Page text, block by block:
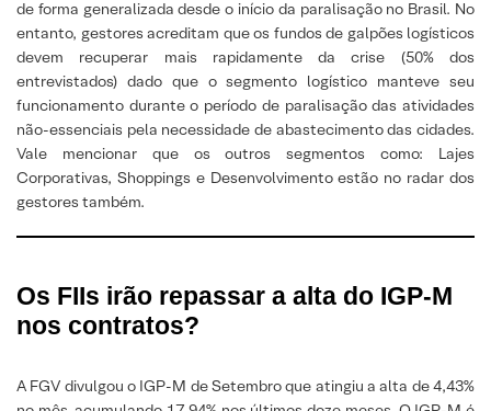
de forma generalizada desde o início da paralisação no Brasil. No
entanto, gestores acreditam que os fundos de galpões logísticos
devem recuperar mais rapidamente da crise (50% dos
entrevistados) dado que o segmento logístico manteve seu
funcionamento durante o período de paralisação das atividades
não-essenciais pela necessidade de abastecimento das cidades.
Vale mencionar que os outros segmentos como: Lajes
Corporativas, Shoppings e Desenvolvimento estão no radar dos
gestores também.
Os FIIs irão repassar a alta do IGP-M
nos contratos?
A FGV divulgou o IGP-M de Setembro que atingiu a alta de 4,43%